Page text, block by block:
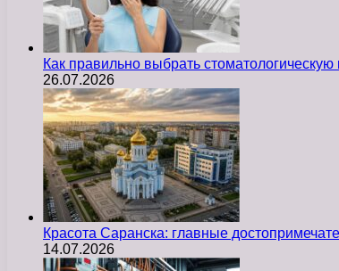
Как правильно выбрать стоматологическую
26.07.2026
Красота Саранска: главные
14.07.2026